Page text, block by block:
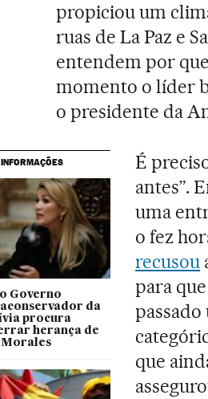
propiciou um
ruas de La Paz e
entendem por
momento o líder
o presidente da
Governo
da
procura
herança de
Morales
É
antes”.
uma
o fez
recusou
para
que